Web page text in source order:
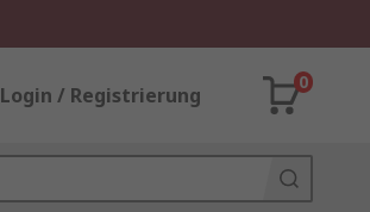
Login / Registrierung
0